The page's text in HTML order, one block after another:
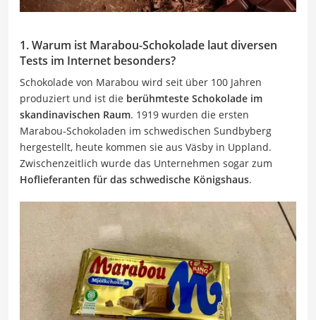
1. Warum ist Marabou-Schokolade laut diversen
Tests im Internet besonders?
Schokolade von Marabou wird seit über 100 Jahren
produziert und ist die berühmteste Schokolade im
skandinavischen Raum. 1919 wurden die ersten
Marabou-Schokoladen im schwedischen Sundbyberg
hergestellt, heute kommen sie aus Väsby in Uppland.
Zwischenzeitlich wurde das Unternehmen sogar zum
Hoflieferanten für das schwedische Königshaus.